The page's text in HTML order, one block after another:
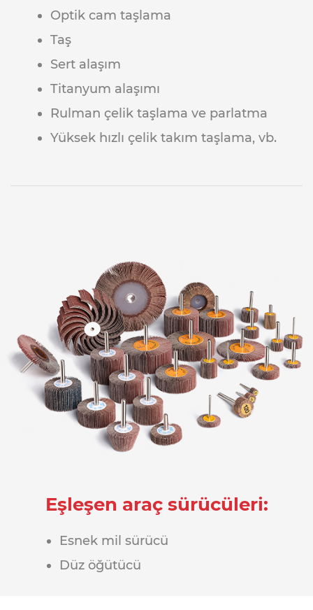
Optik cam taşlama
Taş
Sert alaşım
Titanyum alaşımı
Rulman çelik taşlama ve parlatma
Yüksek hızlı çelik takım taşlama, vb.
Eşleşen araç sürücüleri:
Esnek mil sürücü
Düz öğütücü